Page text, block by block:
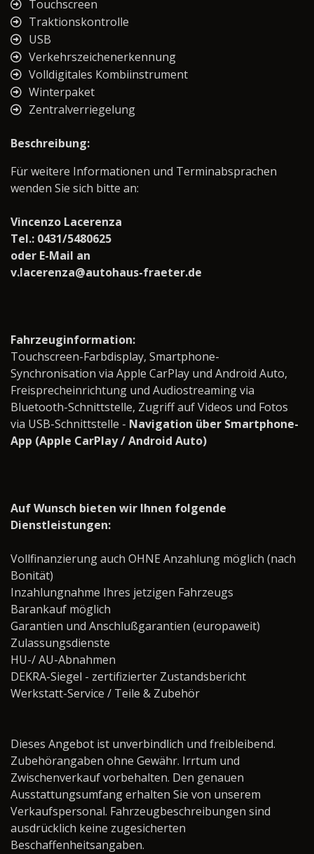
Touchscreen
Traktionskontrolle
USB
Verkehrszeichenerkennung
Volldigitales Kombiinstrument
Winterpaket
Zentralverriegelung
Beschreibung:
Für weitere Informationen und Terminabsprachen
wenden Sie sich bitte an:
Vincenzo Lacerenza
Tel.: 0431/5480625
oder E-Mail an
v.lacerenza@autohaus-fraeter.de
Fahrzeuginformation:
Touchscreen-Farbdisplay, Smartphone-
Synchronisation via Apple CarPlay und Android Auto,
Freisprecheinrichtung und Audiostreaming via
Bluetooth-Schnittstelle, Zugriff auf Videos und Fotos
via USB-Schnittstelle - Navigation über Smartphone-
App (Apple CarPlay / Android Auto)
Auf Wunsch bieten wir Ihnen folgende
Dienstleistungen:
Vollfinanzierung auch OHNE Anzahlung möglich (nach
Bonität)
Inzahlungnahme Ihres jetzigen Fahrzeugs
Barankauf möglich
Garantien und Anschlußgarantien (europaweit)
Zulassungsdienste
HU-/ AU-Abnahmen
DEKRA-Siegel - zertifizierter Zustandsbericht
Werkstatt-Service / Teile & Zubehör ­­­­­­­­­­­­­­­­
Dieses Angebot ist unverbindlich und freibleibend.
Zubehörangaben ohne Gewähr. Irrtum und
Zwischenverkauf vorbehalten. Den genauen
Ausstattungsumfang erhalten Sie von unserem
Verkaufspersonal. Fahrzeugbeschreibungen sind
ausdrücklich keine zugesicherten
Beschaffenheitsangaben.